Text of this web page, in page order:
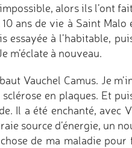
alors ils l’ont
ans de vie à Saint
essayée à l’habitable,
m’éclate à nouveau.
Vauchel Camus. Je
en plaques. Et
Il a été enchanté, avec
source d’énergie, un
de ma maladie